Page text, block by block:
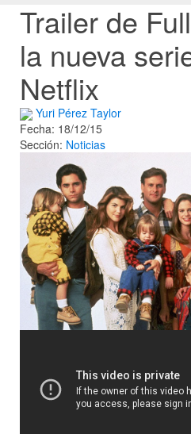
Trailer de
la nueva
Netflix
Yuri Pérez Taylor
Fecha: 18/12/15
Sección: Noticias